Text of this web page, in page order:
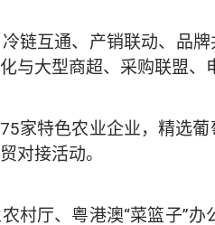
链互通、产销联动、品
与大型商超、采购联盟、
家特色农业企业，精选
对接活动。
村厅、粤港澳“菜篮子”